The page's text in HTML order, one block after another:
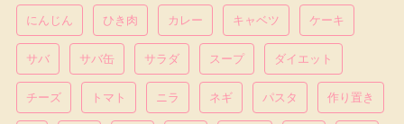
にんじん ひき肉 カレー キャベツ ケーキ
サバ サバ缶 サラダ スープ ダイエット
チーズ トマト ニラ ネギ パスタ 作り置き